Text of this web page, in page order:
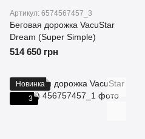
Артикул: 6574567457_3
Беговая дорожка VacuStar
Dream (Super Simple)
514 650 грн
Новинка
3